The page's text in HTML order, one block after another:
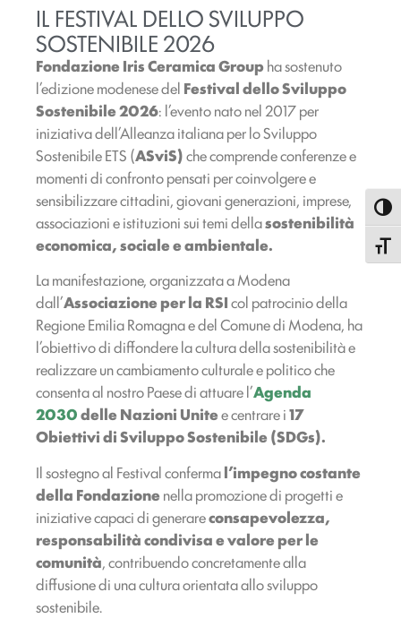
IL FESTIVAL DELLO SVILUPPO
SOSTENIBILE 2026
Fondazione Iris Ceramica Groupha sostenuto
l’edizione modenese del Festival dello Sviluppo
Sostenibile 2026: l’evento nato nel 2017 per
iniziativa dell’Alleanza italiana per lo Sviluppo
Sostenibile ETS (ASviS)che comprende conferenze e
momenti di confronto pensati per coinvolgere e
sensibilizzare cittadini, giovani generazioni, imprese,
associazioni e istituzioni sui temi dellasostenibilità
economica, sociale e ambientale.
La manifestazione, organizzata a Modena
dall’Associazione per la RSIcol patrocinio della
Regione Emilia Romagna e del Comune di Modena, ha
l’obiettivo di diffondere la cultura della sostenibilità e
realizzare un cambiamento culturale e politico che
consenta al nostro Paese di attuare l’Agenda
2030delle Nazioni Unitee centrare i17
Obiettivi di Sviluppo Sostenibile (SDGs).
Il sostegno al Festival confermal’impegno costante
della Fondazione nella promozione di progetti e
iniziative capaci di generareconsapevolezza,
responsabilità condivisa e valore per le
comunità, contribuendo concretamente alla
diffusione di una cultura orientata allo sviluppo
sostenibile.